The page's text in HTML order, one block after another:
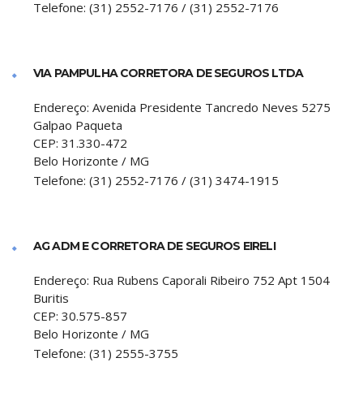
Telefone: (31) 2552-7176 / (31) 2552-7176
VIA PAMPULHA CORRETORA DE SEGUROS LTDA
Endereço: Avenida Presidente Tancredo Neves 5275
Galpao Paqueta
CEP: 31.330-472
Belo Horizonte / MG
Telefone: (31) 2552-7176 / (31) 3474-1915
AG ADM E CORRETORA DE SEGUROS EIRELI
Endereço: Rua Rubens Caporali Ribeiro 752 Apt 1504
Buritis
CEP: 30.575-857
Belo Horizonte / MG
Telefone: (31) 2555-3755